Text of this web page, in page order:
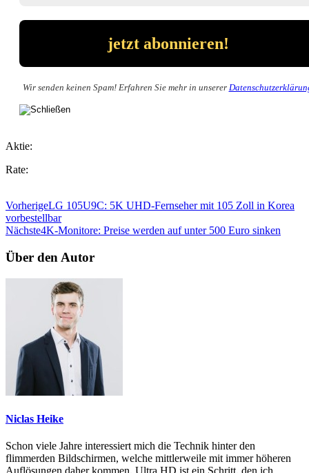
Wir senden keinen Spam! Erfahren Sie mehr in unserer
Aktie:
Rate:
VorherigeLG 105U9C: 5K UHD-Fernseher mit 105 Zoll in Korea
vorbestellbar
Nächste4K-Monitore: Preise werden auf unter 500 Euro sinken
Über den Autor
Niclas Heike
Schon viele Jahre interessiert mich die Technik hinter den
flimmerden Bildschirmen, welche mittlerweile mit immer höheren